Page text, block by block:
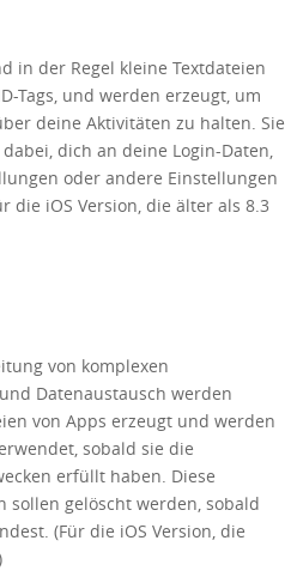
in der Regel kleine Textdateien
Tags, und werden erzeugt, um
deine Aktivitäten zu halten. Sie
dich an deine Login-Daten,
oder andere Einstellungen
die iOS Version, die älter als 8.3
von komplexen
Datenaustausch werden
von Apps erzeugt und werden
sobald sie die
erfüllt haben. Diese
sollen gelöscht werden, sobald
(Für die iOS Version, die